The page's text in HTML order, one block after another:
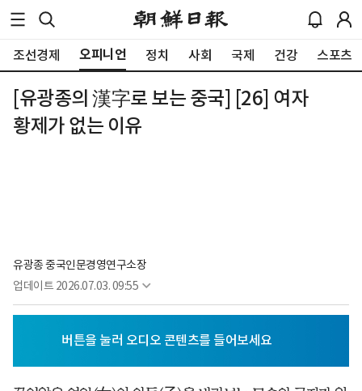
조선경제 오피니언 정치 사회 국제 건강 스포츠
[유광종의 漢字로 보는 중국] [26] 여자
황제가 없는 이유
유광종 중국인문경영연구소장
업데이트 2026.07.03. 09:55